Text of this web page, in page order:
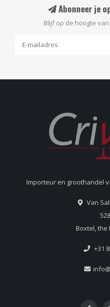
Abonneer je
Blijf op de hoogte
Importeur en groothandel
Van
Boxtel, the
+31